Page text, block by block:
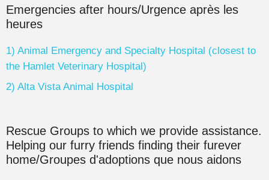
Emergencies after hours/Urgence après les
heures
1) Animal Emergency and Specialty Hospital (closest to
the Hamlet Veterinary Hospital)
2) Alta Vista Animal Hospital
Rescue Groups to which we provide assistance.
Helping our furry friends finding their furever
home/Groupes d'adoptions que nous aidons